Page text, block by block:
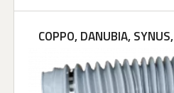
COPPO, DANUBIA,